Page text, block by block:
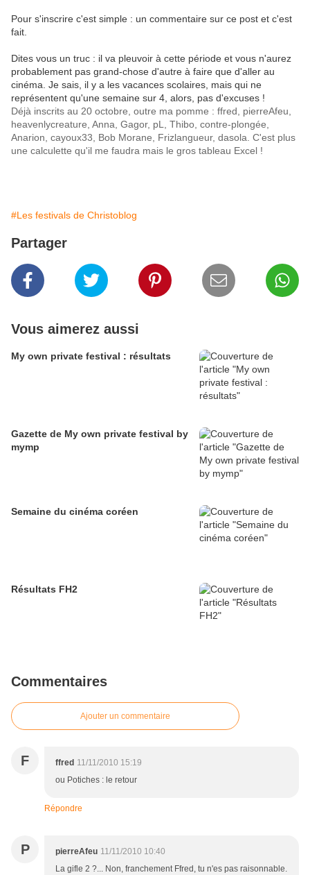
Pour s'inscrire c'est simple : un commentaire sur ce post et c'est
fait.
Dites vous un truc : il va pleuvoir à cette période et vous n'aurez
probablement pas grand-chose d'autre à faire que d'aller au
cinéma. Je sais, il y a les vacances scolaires, mais qui ne
représentent qu'une semaine sur 4, alors, pas d'excuses !
Déjà inscrits au 20 octobre, outre ma pomme : ffred, pierreAfeu,
heavenlycreature, Anna, Gagor, pL, Thibo, contre-plongée,
Anarion, cayoux33, Bob Morane, Frizlangueur, dasola. C'est plus
une calculette qu'il me faudra mais le gros tableau Excel !
#Les festivals de Christoblog
Partager
Vous aimerez aussi
My own private festival : résultats
Gazette de My own private festival by
mymp
Semaine du cinéma coréen
Résultats FH2
Commentaires
Ajouter un commentaire
F ffred 11/11/2010 15:19
ou Potiches : le retour
Répondre
P pierreAfeu 11/11/2010 10:40
La gifle 2 ?... Non, franchement Ffred, tu n'es pas raisonnable.